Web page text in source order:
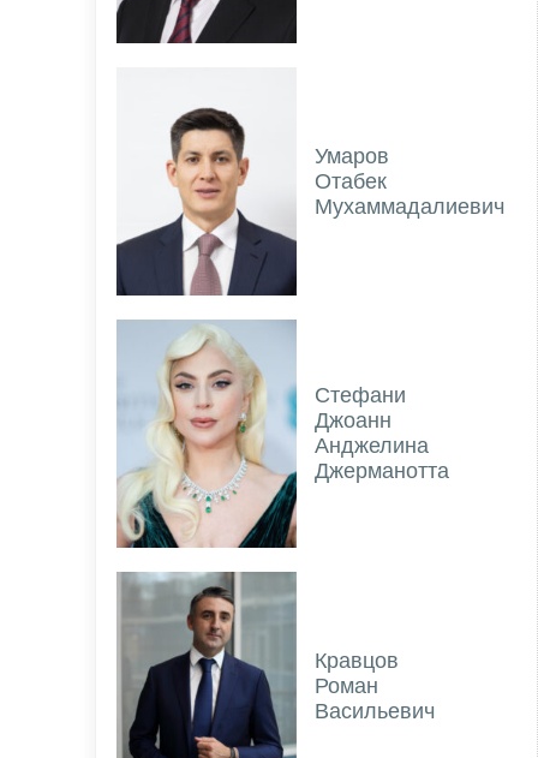
Умаров
Отабек
Мухаммадалиевич
Стефани
Джоанн
Анджелина
Джерманотта
Кравцов
Роман
Васильевич